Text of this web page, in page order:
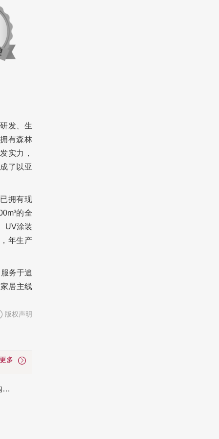
发、生
有森林
实力，
了以亚
拥有现
的全
UV涂装
年生产
务于追
居主线
版权声明
多
地暖地板和普通地板的区别_多少钱一平米_选购技巧_安装注意知识